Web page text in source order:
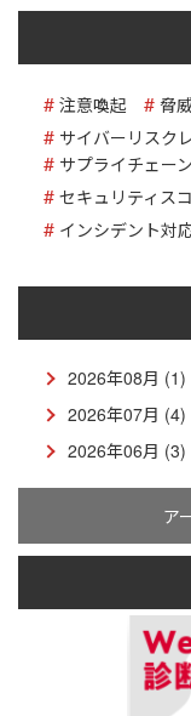
注意喚起 脅
サイバーリスク
サプライチェー
セキュリティス
インシデント対
2026年08月 (1)
2026年07月 (4)
2026年06月 (3)
ア